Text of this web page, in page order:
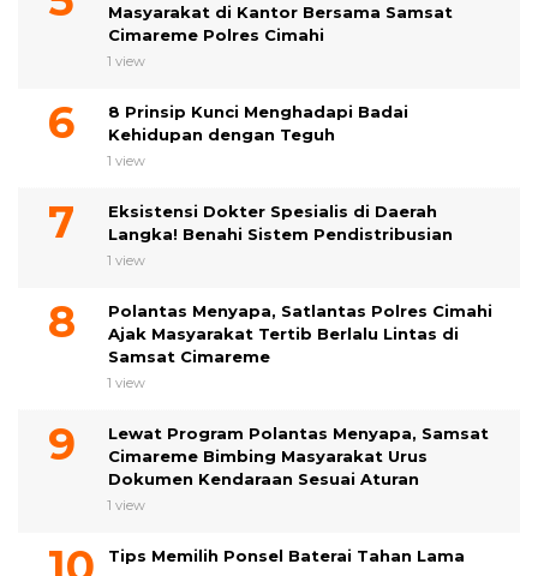
Masyarakat di Kantor Bersama Samsat
Cimareme Polres Cimahi
1 view
8 Prinsip Kunci Menghadapi Badai
Kehidupan dengan Teguh
1 view
Eksistensi Dokter Spesialis di Daerah
Langka! Benahi Sistem Pendistribusian
1 view
Polantas Menyapa, Satlantas Polres Cimahi
Ajak Masyarakat Tertib Berlalu Lintas di
Samsat Cimareme
1 view
Lewat Program Polantas Menyapa, Samsat
Cimareme Bimbing Masyarakat Urus
Dokumen Kendaraan Sesuai Aturan
1 view
Tips Memilih Ponsel Baterai Tahan Lama